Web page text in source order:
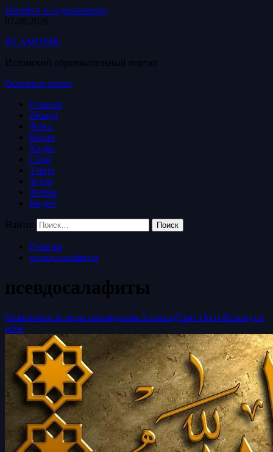
Перейти к содержимому
07.08.2026
ISLAMDINR
Исламский образовательный портал
Основное меню
Главная
Акыда
Фикх
Коран
Хадис
Сира
Тарих
Усуль
Фетвы
Видео
Найти:
Главная
псевдосалафиты
псевдосалафиты
Ошибочность веры нахождения Аллаха (Свят Он и Велик) на
небе